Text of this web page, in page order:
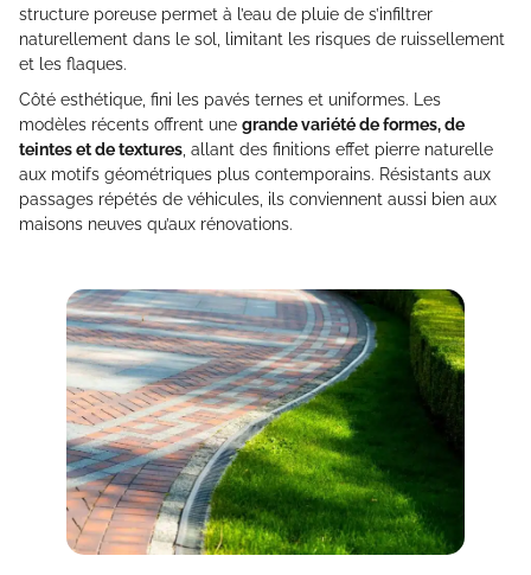
structure poreuse permet à l’eau de pluie de s’infiltrer
naturellement dans le sol, limitant les risques de ruissellement
et les flaques.
Côté esthétique, fini les pavés ternes et uniformes. Les
modèles récents offrent une grande variété de formes, de
teintes et de textures , allant des finitions effet pierre naturelle
aux motifs géométriques plus contemporains. Résistants aux
passages répétés de véhicules, ils conviennent aussi bien aux
maisons neuves qu’aux rénovations.